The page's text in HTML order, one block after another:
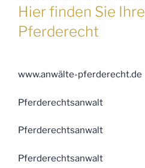
AM
Hier finden Sie
Pferderecht
www.anwälte-pferderecht.de
Pferderechtsanwalt
Pferderechtsanwalt
Pferderechtsanwalt